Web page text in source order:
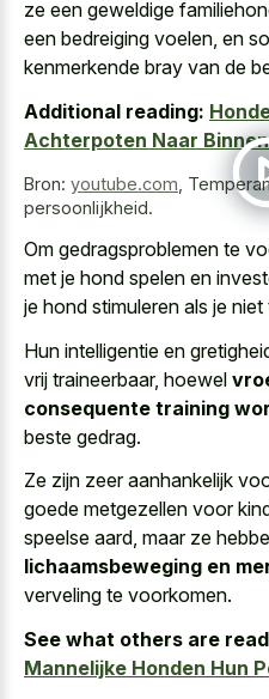
ze een geweldige
een bedreiging voelen, en
kenmerkende bray van de
Additional reading:
Achterpoten Naar
Bron: youtube.com
persoonlijkheid.
Om gedragsproblemen te
met je hond spelen en
je hond stimuleren als je niet
Hun intelligentie en
vrij traineerbaar, hoewel
consequente training
beste gedrag.
Ze zijn zeer aanhankelijk
goede metgezellen voor
speelse aard, maar ze
lichaamsbeweging en
verveling te voorkomen.
See what others are
Mannelijke Honden Hun